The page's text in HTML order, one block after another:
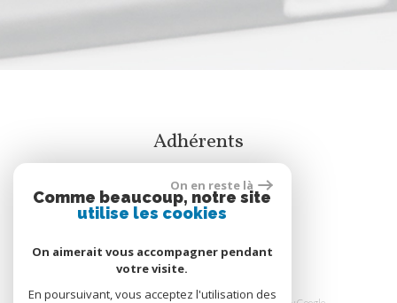
adhérents
On en reste là
Comme beaucoup, notre site
utilise les cookies
On aimerait vous accompagner pendant
votre visite.
En poursuivant, vous acceptez l'utilisation des